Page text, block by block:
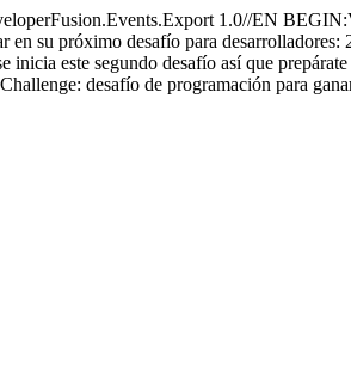
1.0//EN
su próximo desafío para desarrolladores:
este segundo desafío así que
desafío de programación para